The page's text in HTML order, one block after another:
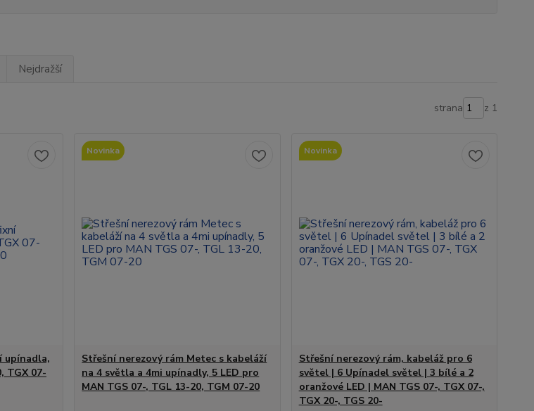
Nejdražší
strana z 1
upínadla,
TGX 07-
Novinka
Střešní nerezový rám Metec s kabeláží
na 4 světla a 4mi upínadly, 5 LED pro
MAN TGS 07-, TGL 13-20, TGM 07-20
Novinka
Střešní nerezový rám, kabeláž pro 6
světel | 6 Upínadel světel | 3 bílé a 2
oranžové LED | MAN TGS 07-, TGX 07-,
TGX 20-, TGS 20-